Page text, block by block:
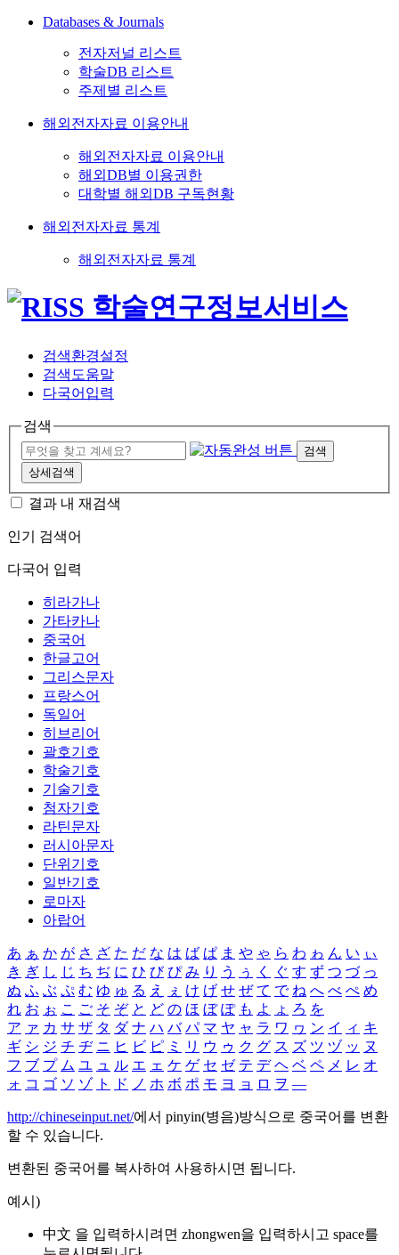
Databases & Journals
전자저널 리스트
학술DB 리스트
주제별 리스트
해외전자자료 이용안내
해외전자자료 이용안내
해외DB별 이용권한
대학별 해외DB 구독현황
해외전자자료 통계
해외전자자료 통계
검색환경설정
검색도움말
다국어입력
검색
검색
상세검색
결과 내 재검색
인기 검색어
다국어 입력
히라가나
가타카나
중국어
한글고어
그리스문자
프랑스어
독일어
히브리어
괄호기호
학술기호
기술기호
첨자기호
라틴문자
러시아문자
단위기호
일반기호
로마자
아랍어
あ ぁ か が さ ざ た だ な は ば ぱ ま や ゃ ら わ ゎ ん い ぃ
き ぎ し じ ち ぢ に ひ び ぴ み り う ぅ く ぐ す ず つ づ っ
ぬ ふ ぶ ぷ む ゆ ゅ る え ぇ け げ せ ぜ て で ね へ べ ぺ め
れ お ぉ こ ご そ ぞ と ど の ほ ぼ ぽ も よ ょ ろ を
ア ァ カ サ ザ タ ダ ナ ハ バ パ マ ヤ ャ ラ ワ ヮ ン イ ィ キ
ギ シ ジ チ ヂ ニ ヒ ビ ピ ミ リ ウ ゥ ク グ ス ズ ツ ヅ ッ ヌ
フ ブ プ ム ユ ュ ル エ ェ ケ ゲ セ ゼ テ デ ヘ ベ ペ メ レ オ
ォ コ ゴ ソ ゾ ト ド ノ ホ ボ ポ モ ヨ ョ ロ ヲ ―
http://chineseinput.net/에서 pinyin(병음)방식으로 중국어를 변환
할 수 있습니다.
변환된 중국어를 복사하여 사용하시면 됩니다.
예시)
中文 을 입력하시려면 zhongwen을 입력하시고 space를